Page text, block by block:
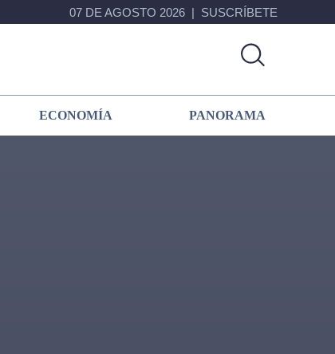
07 DE AGOSTO 2026 SUSCRÍBETE
ECONOMÍA PANORAMA